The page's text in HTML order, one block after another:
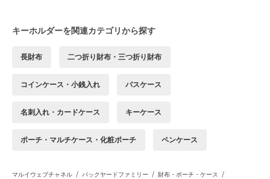
キーホルダーを関連カテゴリから探す
長財布 二つ折り財布・三つ折り財布
コインケース・小銭入れ パスケース
名刺入れ・カードケース キーケース
ポーチ・マルチケース・化粧ポーチ ペンケース
マルイウェブチャネル / バックヤードファミリー / 財布・ポーチ・ケース /